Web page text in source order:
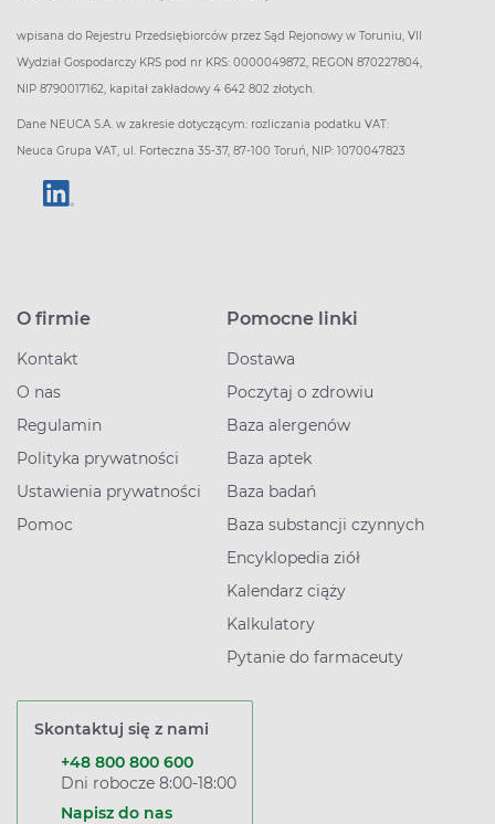
wpisana do Rejestru Przedsiębiorców przez Sąd Rejonowy w Toruniu, VII
Wydział Gospodarczy KRS pod nr KRS: 0000049872, REGON 870227804,
NIP 8790017162, kapitał zakładowy 4 642 802 złotych.
Dane NEUCA S.A. w zakresie dotyczącym: rozliczania podatku VAT:
Neuca Grupa VAT, ul. Forteczna 35-37, 87-100 Toruń, NIP: 1070047823
O firmie
Kontakt
O nas
Regulamin
Polityka prywatności
Ustawienia prywatności
Pomoc
Pomocne linki
Dostawa
Poczytaj o zdrowiu
Baza alergenów
Baza aptek
Baza badań
Baza substancji czynnych
Encyklopedia ziół
Kalendarz ciąży
Kalkulatory
Pytanie do farmaceuty
Skontaktuj się z nami
+48 800 800 600
Dni robocze 8:00-18:00
Napisz do nas